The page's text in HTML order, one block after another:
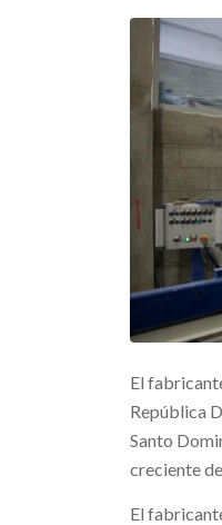
El
República
Santo
creciente
El